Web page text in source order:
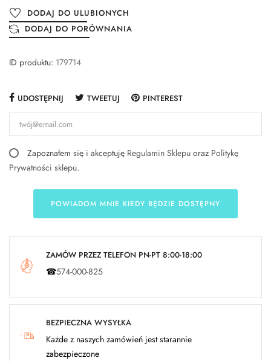
DODAJ DO ULUBIONYCH
DODAJ DO PORÓWNANIA
ID produktu: 179714
UDOSTĘPNIJ TWEETUJ PINTEREST
Zapoznałem się i akceptuję Regulamin Sklepu oraz Politykę
Prywatności sklepu.
POWIADOM MNIE KIEDY BĘDZIE DOSTĘPNY
ZAMÓW PRZEZ TELEFON PN-PT 8:00-18:00
☎574-000-825
BEZPIECZNA WYSYŁKA
Każde z naszych zamówień jest starannie
zabezpieczone